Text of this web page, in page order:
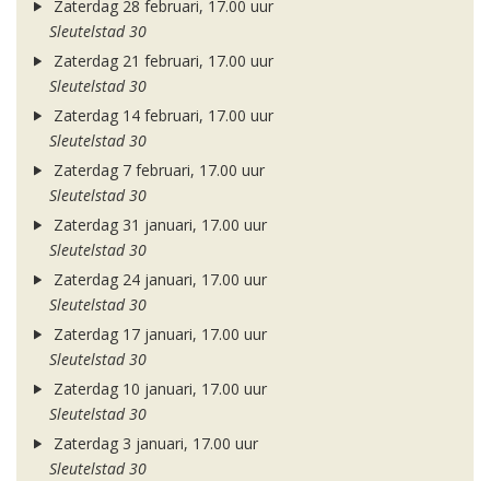
Zaterdag 28 februari, 17.00 uur
Sleutelstad 30
Zaterdag 21 februari, 17.00 uur
Sleutelstad 30
Zaterdag 14 februari, 17.00 uur
Sleutelstad 30
Zaterdag 7 februari, 17.00 uur
Sleutelstad 30
Zaterdag 31 januari, 17.00 uur
Sleutelstad 30
Zaterdag 24 januari, 17.00 uur
Sleutelstad 30
Zaterdag 17 januari, 17.00 uur
Sleutelstad 30
Zaterdag 10 januari, 17.00 uur
Sleutelstad 30
Zaterdag 3 januari, 17.00 uur
Sleutelstad 30